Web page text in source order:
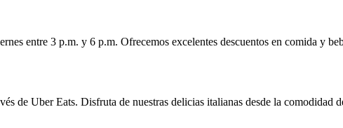
entre 3 p.m. y 6 p.m. Ofrecemos excelentes descuentos en comida y
de Uber Eats. Disfruta de nuestras delicias italianas desde la comodidad